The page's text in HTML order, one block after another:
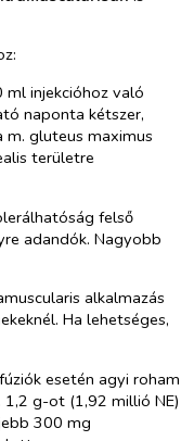
injekcióhoz való
naponta kétszer,
m. gluteus maximus
területre
felső
adandók. Nagyobb
alkalmazás
Ha lehetséges,
esetén agyi roham
g-ot (1,92 millió NE)
300 mg